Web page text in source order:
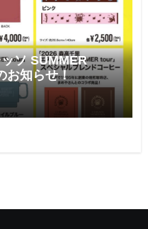
ソ SUMMER
お知らせ！